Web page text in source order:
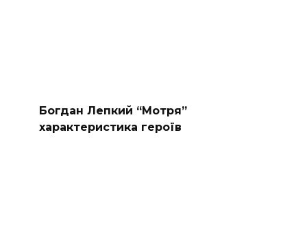
Богдан Лепкий “Мотря”
характеристика героїв